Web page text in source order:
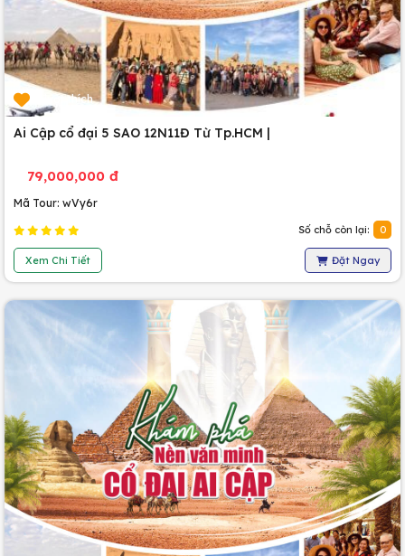
0 lượt thích
Ai Cập cổ đại 5 SAO 12N11Đ Từ Tp.HCM |
79,000,000 đ
Mã Tour: wVy6r
Số chỗ còn lại: 0
Xem Chi Tiết Đặt Ngay